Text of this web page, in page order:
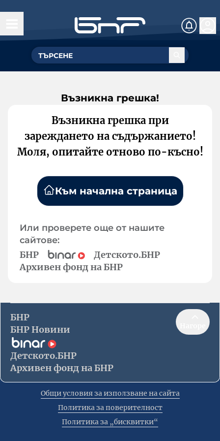
Възникна грешка!
Възникна грешка при
зареждането на съдържанието!
Моля, опитайте отново по-късно!
Към начална страница
Или проверете още от нашите
сайтове:
БНР
Детското.БНР
Архивен фонд на БНР
БНР
БНР Новини
Детското.БНР
Архивен фонд на БНР
Общи условия за използване на сайта
Политика за поверителност
Политика за „бисквитки“